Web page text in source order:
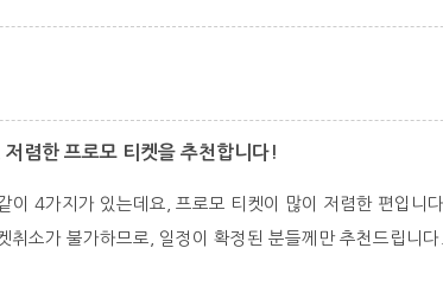
렴한 프로모 티켓을 추천합니다!
이 4가지가 있는데요, 프로모 티켓이 많이 저렴한 편입니다.
취소가 불가하므로, 일정이 확정된 분들께만 추천드립니다.